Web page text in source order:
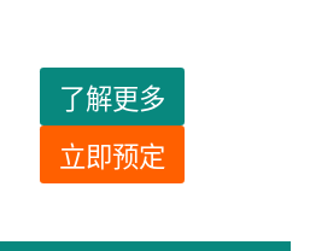
了解更多
立即预定